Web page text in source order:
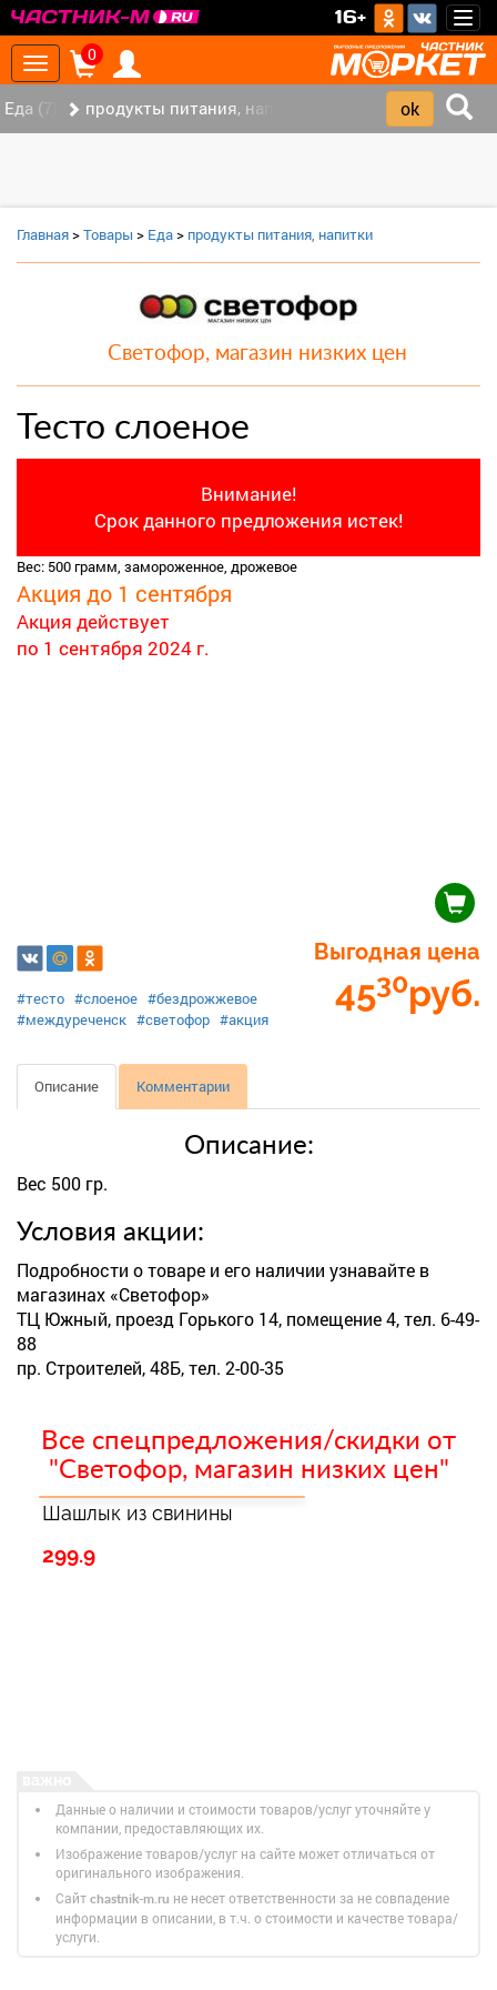
16+
Toggle
navigation
0
Еда (7) продукты питания, напитки (2)
Главная>Товары > Еда> продукты питания, напитки
Светофор, магазин низких цен
Тесто слоеное
Внимание!
Срок данного предложения истек!
Вес: 500 грамм, замороженное, дрожевое
Акция до 1 сентября
Акция действует
по 1 сентября 2024 г.
Выгодная цена
4530руб.
#тесто #слоеное #бездрожжевое
#междуреченск #светофор #акция
Описание Комментарии
Описание:
Вес 500 гр.
Условия акции:
Подробности о товаре и его наличии узнавайте в
магазинах «Светофор»
ТЦ Южный, проезд Горького 14, помещение 4, тел. 6-49-
88
пр. Строителей, 48Б, тел. 2-00-35
Все спецпредложения/скидки от
"Светофор, магазин низких цен"
Шашлык из свинины
299.9
Данные о наличии и стоимости товаров/услуг уточняйте у
компании, предоставляющих их.
Изображение товаров/услуг на сайте может отличаться от
оригинального изображения.
Сайт chastnik-m.ru не несет ответственности за не совпадение
информации в описании, в т.ч. о стоимости и качестве товара/
услуги.